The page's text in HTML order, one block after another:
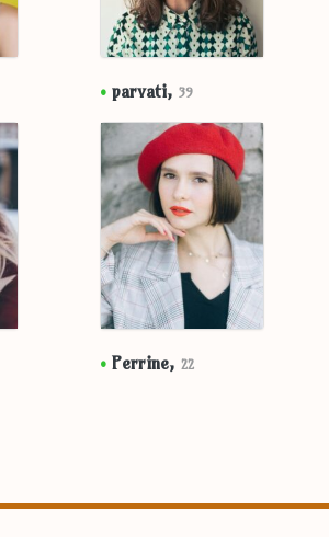
• parvati, 39
• Perrine, 22